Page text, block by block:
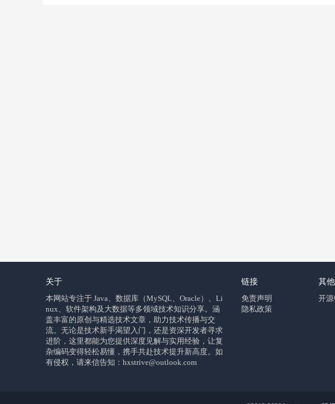
关于
本网站专注于 Java、数据库（MySQL、Oracle）、Li
nux、软件架构及大数据等多领域技术知识分享。涵
盖丰富的原创与精选技术文章，助力技术传播与交
流。无论是技术新手渴望入门，还是资深开发者寻求
进阶，这里都能为您提供深度见解与实用经验，让复
杂编码变得轻松易懂，携手共赴技术提升新高度。如
有侵权，请来信告知：hxstrive@outlook.com
链接
免责声明
隐私政策
其
开